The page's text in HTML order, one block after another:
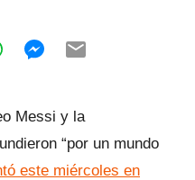
Messi y la
“por un mundo
este miércoles en